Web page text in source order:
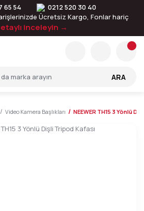
65 54
0212 520 30 40
Ücretsiz Kargo, Fonlar hariç
inceleyin →
ARA
Video Kamera Başlıkları NEEWER TH15 3 Yönlü